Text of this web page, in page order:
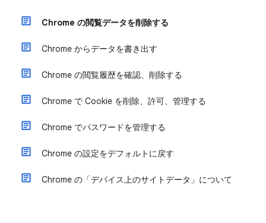
Chrome の閲覧データを削除する
Chrome からデータを書き出す
Chrome の閲覧履歴を確認、削除する
Chrome で Cookie を削除、許可、管理する
Chrome でパスワードを管理する
Chrome の設定をデフォルトに戻す
Chrome の「デバイス上のサイトデータ」について